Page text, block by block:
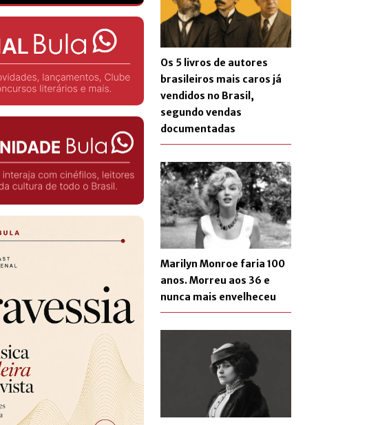
Os 5 livros de autores
brasileiros mais caros já
vendidos no Brasil,
segundo vendas
documentadas
Marilyn Monroe faria 100
anos. Morreu aos 36 e
nunca mais envelheceu